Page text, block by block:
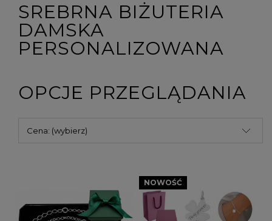
SREBRNA BIŻUTERIA
DAMSKA
PERSONALIZOWANA
OPCJE PRZEGLĄDANIA
Cena: (wybierz)
NOWOŚĆ